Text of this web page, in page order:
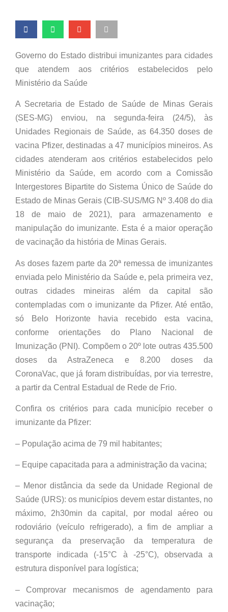
Governo do Estado distribui imunizantes para cidades
que atendem aos critérios estabelecidos pelo
Ministério da Saúde
A Secretaria de Estado de Saúde de Minas Gerais
(SES-MG) enviou, na segunda-feira (24/5), às
Unidades Regionais de Saúde, as 64.350 doses de
vacina Pfizer, destinadas a 47 municípios mineiros. As
cidades atenderam aos critérios estabelecidos pelo
Ministério da Saúde, em acordo com a Comissão
Intergestores Bipartite do Sistema Único de Saúde do
Estado de Minas Gerais (CIB-SUS/MG Nº 3.408 do dia
18 de maio de 2021), para armazenamento e
manipulação do imunizante. Esta é a maior operação
de vacinação da história de Minas Gerais.
As doses fazem parte da 20ª remessa de imunizantes
enviada pelo Ministério da Saúde e, pela primeira vez,
outras cidades mineiras além da capital são
contempladas com o imunizante da Pfizer. Até então,
só Belo Horizonte havia recebido esta vacina,
conforme orientações do Plano Nacional de
Imunização (PNI). Compõem o 20º lote outras 435.500
doses da AstraZeneca e 8.200 doses da
CoronaVac, que já foram distribuídas, por via terrestre,
a partir da Central Estadual de Rede de Frio.
Confira os critérios para cada município receber o
imunizante da Pfizer:
– População acima de 79 mil habitantes;
– Equipe capacitada para a administração da vacina;
– Menor distância da sede da Unidade Regional de
Saúde (URS): os municípios devem estar distantes, no
máximo, 2h30min da capital, por modal aéreo ou
rodoviário (veículo refrigerado), a fim de ampliar a
segurança da preservação da temperatura de
transporte indicada (-15°C à -25°C), observada a
estrutura disponível para logística;
– Comprovar mecanismos de agendamento para
vacinação;